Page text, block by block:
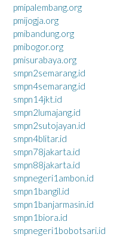
pmipalembang.org
pmijogja.org
pmibandung.org
pmibogor.org
pmisurabaya.org
smpn2semarang.id
smpn4semarang.id
smpn14jkt.id
smpn2lumajang.id
smpn2sutojayan.id
smpn4blitar.id
smpn78jakarta.id
smpn88jakarta.id
smpnegeri1ambon.id
smpn1bangil.id
smpn1banjarmasin.id
smpn1biora.id
smpnegeri1bobotsari.id